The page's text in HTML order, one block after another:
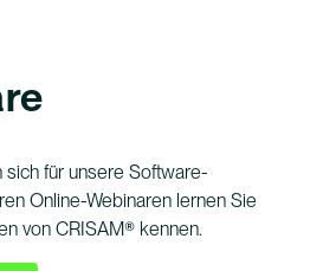
für unsere Software-
Online-Webinaren lernen Sie
von CRISAM® kennen.